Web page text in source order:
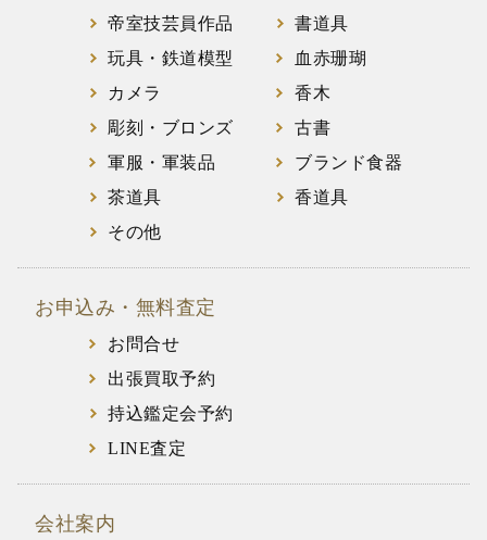
帝室技芸員作品
書道具
玩具・鉄道模型
血赤珊瑚
カメラ
香木
彫刻・ブロンズ
古書
軍服・軍装品
ブランド食器
茶道具
香道具
その他
お申込み・無料査定
お問合せ
出張買取予約
持込鑑定会予約
LINE査定
会社案内